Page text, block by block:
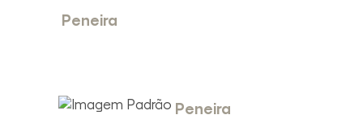
Peneira
Peneira